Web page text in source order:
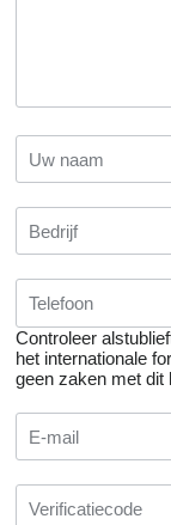
Controleer
het internationale
geen zaken met dit